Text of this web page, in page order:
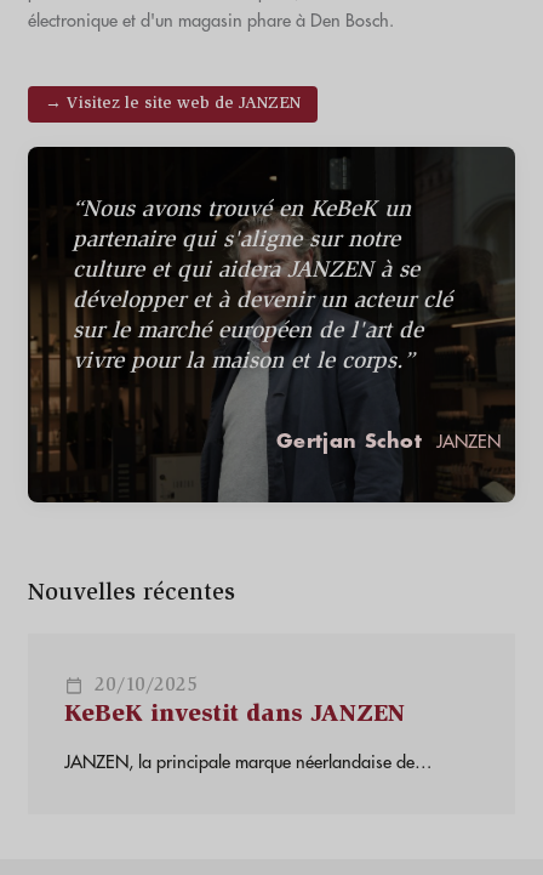
électronique et d'un magasin phare à Den Bosch.
→ Visitez le site web de JANZEN
“Nous avons trouvé en KeBeK un
partenaire qui s'aligne sur notre
culture et qui aidera JANZEN à se
développer et à devenir un acteur clé
sur le marché européen de l'art de
vivre pour la maison et le corps.”
Gertjan Schot JANZEN
Nouvelles récentes
20/10/2025
KeBeK investit dans JANZEN
JANZEN, la principale marque néerlandaise de